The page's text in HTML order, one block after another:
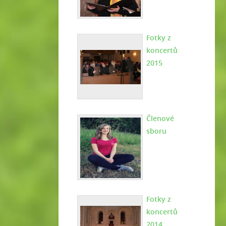
Fotky z
koncertů
2015
Členové
sboru
Fotky z
koncertů